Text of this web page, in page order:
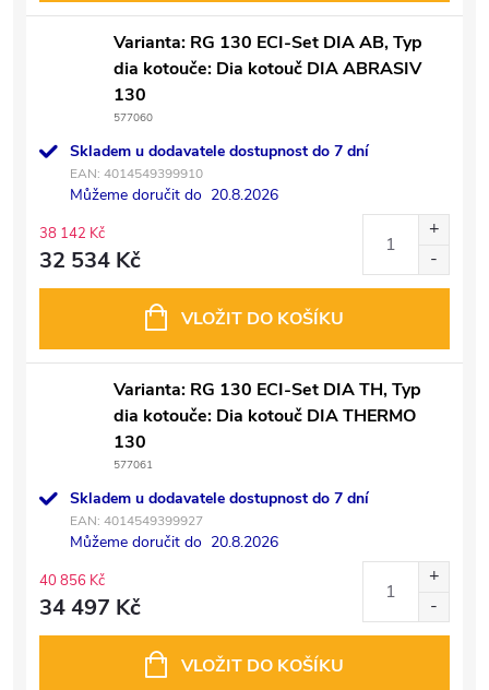
Varianta: RG 130 ECI-Set DIA AB, Typ
dia kotouče: Dia kotouč DIA ABRASIV
130
577060
Skladem u dodavatele dostupnost do 7 dní
EAN: 4014549399910
Můžeme doručit do 20.8.2026
38 142 Kč
32 534 Kč
VLOŽIT DO KOŠÍKU
Varianta: RG 130 ECI-Set DIA TH, Typ
dia kotouče: Dia kotouč DIA THERMO
130
577061
Skladem u dodavatele dostupnost do 7 dní
EAN: 4014549399927
Můžeme doručit do 20.8.2026
40 856 Kč
34 497 Kč
VLOŽIT DO KOŠÍKU